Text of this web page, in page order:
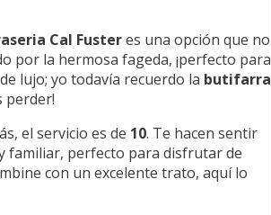
Cal Fusteres una opción que no
por la hermosa fageda, ¡perfecto para
lujo; yo todavía recuerdo la butifarra
perder!
el servicio es de 10. Te hacen sentir
familiar, perfecto para disfrutar de
con un excelente trato, aquí lo